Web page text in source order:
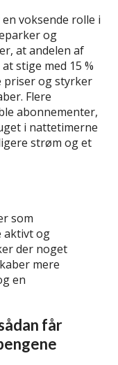
voksende rolle i
og
at andelen af
stige med 15 %
priser og styrker
Flere
abonnementer,
i nattetimerne
strøm og et
som
aktivt og
der noget
mere
en
får